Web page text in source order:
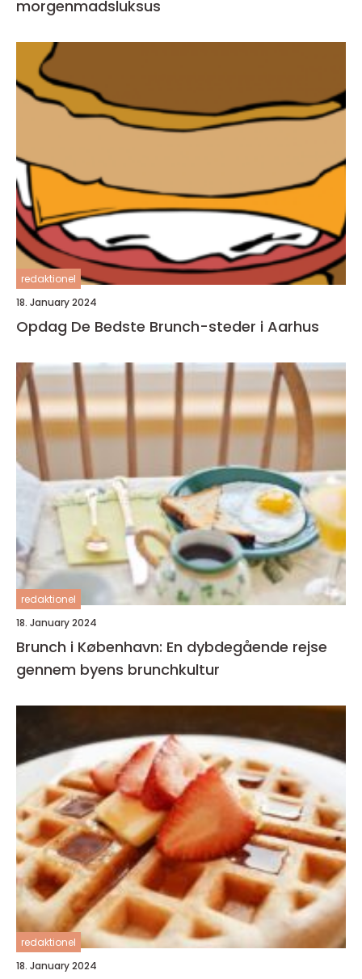
morgenmadsluksus
redaktionel
18. January 2024
Opdag De Bedste Brunch-steder i Aarhus
redaktionel
18. January 2024
Brunch i København: En dybdegående rejse
gennem byens brunchkultur
redaktionel
18. January 2024